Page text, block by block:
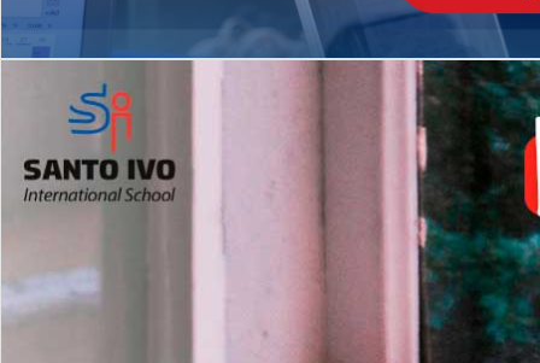
Matrículas Abertas 2026
2º AO 5º ANO FUNDAMENTAL
es
Com imersão Bilingue - Anos
Finais